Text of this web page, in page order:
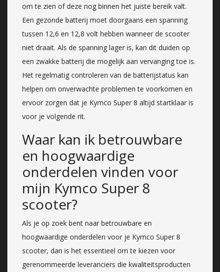
om te zien of deze nog binnen het juiste bereik valt.
Een gezonde batterij moet doorgaans een spanning
tussen 12,6 en 12,8 volt hebben wanneer de scooter
niet draait. Als de spanning lager is, kan dit duiden op
een zwakke batterij die mogelijk aan vervanging toe is.
Het regelmatig controleren van de batterijstatus kan
helpen om onverwachte problemen te voorkomen en
ervoor zorgen dat je Kymco Super 8 altijd startklaar is
voor je volgende rit.
Waar kan ik betrouwbare
en hoogwaardige
onderdelen vinden voor
mijn Kymco Super 8
scooter?
Als je op zoek bent naar betrouwbare en
hoogwaardige onderdelen voor je Kymco Super 8
scooter, dan is het essentieel om te kiezen voor
gerenommeerde leveranciers die kwaliteitsproducten